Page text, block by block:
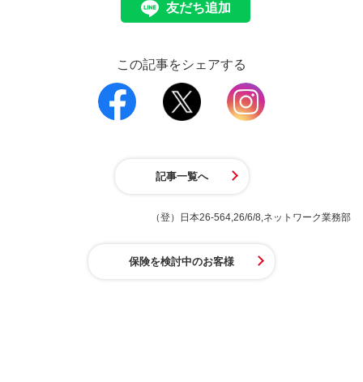
友だち追加
この記事をシェアする
記事一覧へ
（登）日本26-564,26/6/8,ネットワーク業務部
保険を検討中のお客様